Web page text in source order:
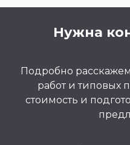
Нужна
Подробно
работ и типовых
стоимость и